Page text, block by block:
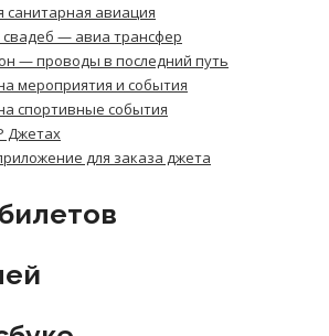
авиация
— авиа трансфер
— проводы в последний путь
мероприятия и события
спортивные события
Джетах
для заказа джета